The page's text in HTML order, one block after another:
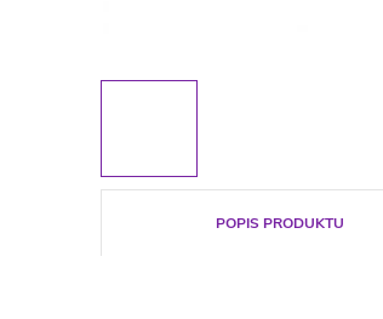
POPIS PRODUKTU